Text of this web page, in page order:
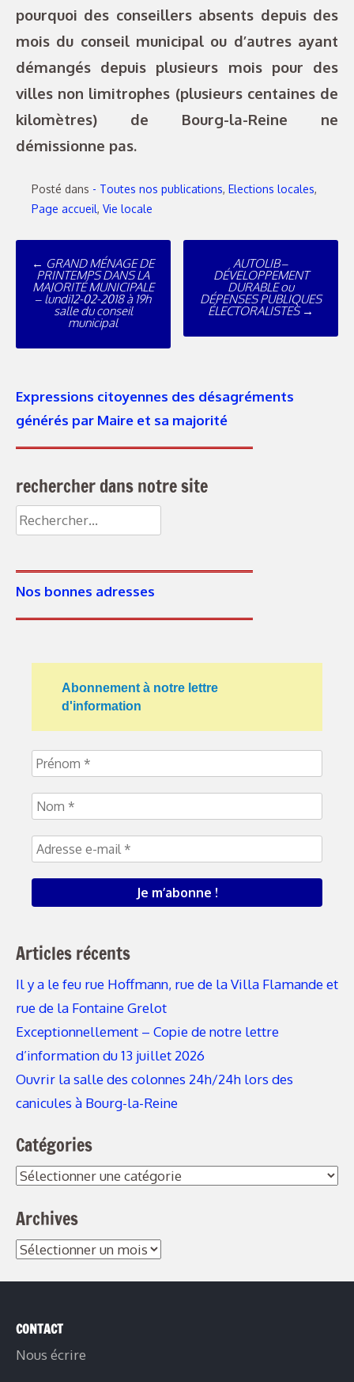
pourquoi des conseillers absents depuis des
mois du conseil municipal ou d’autres ayant
démangés depuis plusieurs mois pour des
villes non limitrophes (plusieurs centaines de
kilomètres) de Bourg-la-Reine ne
démissionne pas.
Posté dans - Toutes nos publications, Elections locales,
Page accueil, Vie locale
Poste
navigation
← GRAND MÉNAGE DE
PRINTEMPS DANS LA
MAJORITÉ MUNICIPALE
– lundi12-02-2018 à 19h
salle du conseil
municipal
AUTOLIB –
DÉVELOPPEMENT
DURABLE ou
DÉPENSES PUBLIQUES
ÉLECTORALISTES →
Expressions citoyennes des désagréments
générés par Maire et sa majorité
rechercher dans notre site
Rechercher :
Nos bonnes adresses
Abonnement à notre lettre
d'information
Articles récents
Il y a le feu rue Hoffmann, rue de la Villa Flamande et
rue de la Fontaine Grelot
Exceptionnellement – Copie de notre lettre
d’information du 13 juillet 2026
Ouvrir la salle des colonnes 24h/24h lors des
canicules à Bourg-la-Reine
Catégories
Catégories
Archives
Archives
CONTACT
Nous écrire